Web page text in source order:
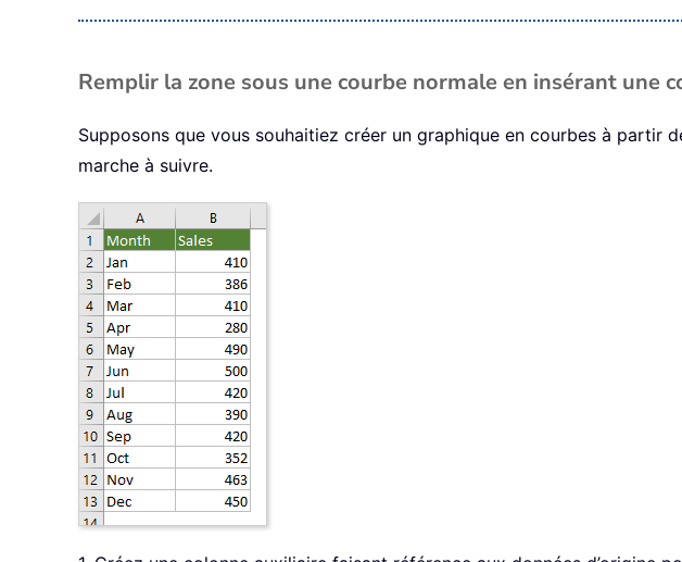
Remplir la zone sous une courbe normale en insérant une
Supposons que vous souhaitiez créer un graphique en courbes à partir
marche à suivre.